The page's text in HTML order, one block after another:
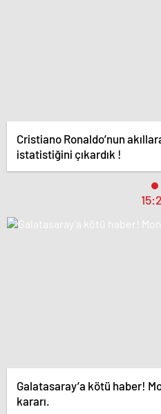
Cristiano Ronaldo’nun
istatistiğini çıkardık !
Galatasaray’a kötü haber!
kararı.